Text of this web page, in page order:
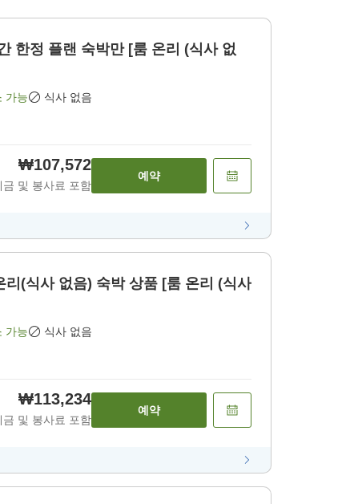
한정 플랜 숙박만 [룸 온리 (식사 없
가능 식사 없음
₩107,572
금 및 봉사료 포함
예약
(식사 없음) 숙박 상품 [룸 온리 (식사
가능 식사 없음
₩113,234
금 및 봉사료 포함
예약